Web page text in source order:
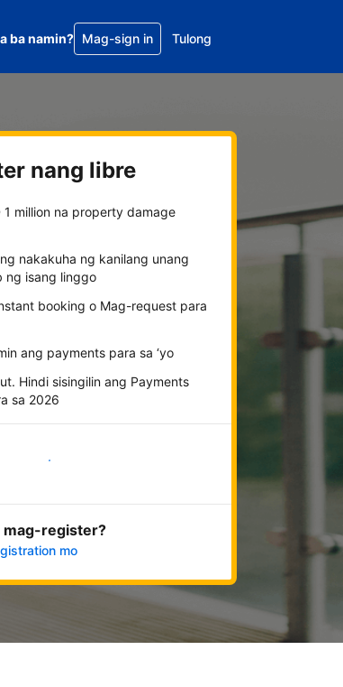
ba namin? Mag-sign in Tulong
nang libre
1 million na property damage
nakakuha ng kanilang unang
ng isang linggo
booking o Mag-request para
ang payments para sa ‘yo
Hindi sisingilin ang Payments
sa 2026
na
mag-register?
mo